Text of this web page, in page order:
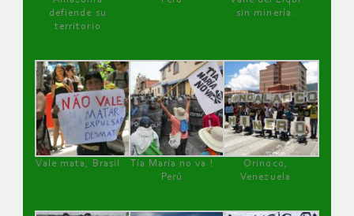
defiende su
territorio
sin minería.
Vale mata, Brasil
Tía María no va !
Perú
Orinoco,
Venezuela